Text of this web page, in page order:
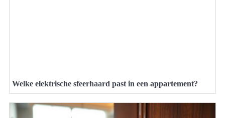
Welke elektrische sfeerhaard past in een appartement?